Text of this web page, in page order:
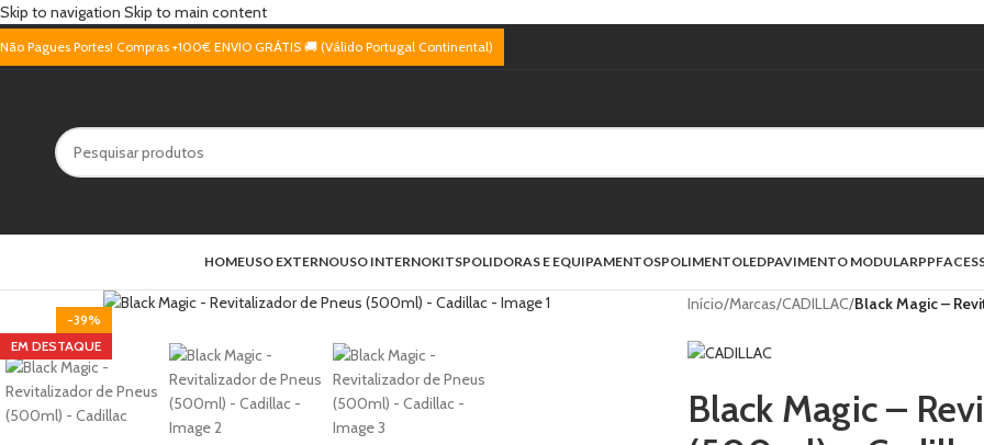
Skip to navigation Skip to main content
Não Pagues Portes! Compras +100€ ENVIO GRÁTIS 🚚 (Válido Portugal Continental)
HOMEUSO EXTERNOUSO INTERNOKITSPOLIDORAS E EQUIPAMENTOSPOLIMENTOLEDPAVIMENTO MODULARPPF
-39%
EM DESTAQUE
Início/Marcas/CADILLAC/Black Magic –
Black Magic –